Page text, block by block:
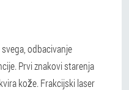
odbacivanje
Prvi znakovi starenja
kože. Frakcijski laser